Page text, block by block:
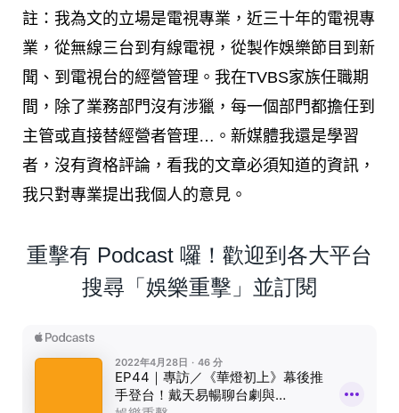
註：我為文的立場是電視專業，近三十年的電視專
業，從無線三台到有線電視，從製作娛樂節目到新
聞、到電視台的經營管理。我在TVBS家族任職期
間，除了業務部門沒有涉獵，每一個部門都擔任到
主管或直接替經營者管理…。新媒體我還是學習
者，沒有資格評論，看我的文章必須知道的資訊，
我只對專業提出我個人的意見。
重擊有 Podcast 囉！歡迎到各大平台
搜尋「娛樂重擊」並訂閱